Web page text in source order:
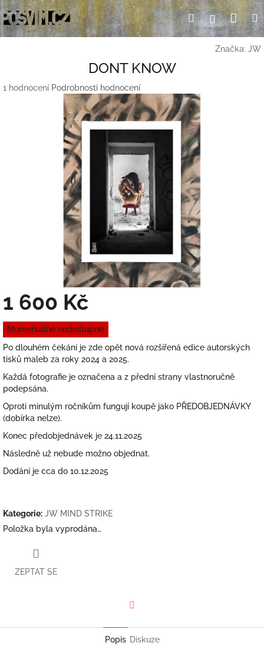
Přejít
na
obsah
HledatPřihlášení
Značka: JW
DONT KNOW
Průměrné
1 hodnocení Podrobnosti hodnocení
1 600 Kč
Měrná
cena:
Momentálně nedostupné
Po dlouhém čekání je zde opět nová rozšířená edice autorských
tisků maleb za roky 2024 a 2025.
Každá fotografie je označena a z přední strany vlastnoručně
podepsána.
Oproti minulým ročníkům fungují koupě jako PŘEDOBJEDNÁVKY
(dobírka nelze).
Konec předobjednávek je 24.11.2025
Následně už nebude možno objednat.
Dodání je cca do 10.12.2025
Kategorie: JW MIND STRIKE
Položka byla vyprodána…
ZEPTAT SE
Popis Diskuze